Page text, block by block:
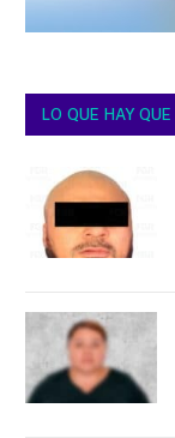
LO QUE HAY QUE